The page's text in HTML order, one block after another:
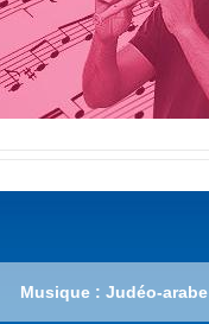
Musique : Judéo-arabe